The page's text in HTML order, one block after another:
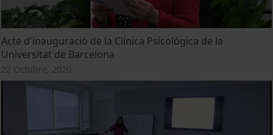
Acte d'inauguració de la Clínica Psicològica de la
Universitat de Barcelona
22 Octubre, 2020